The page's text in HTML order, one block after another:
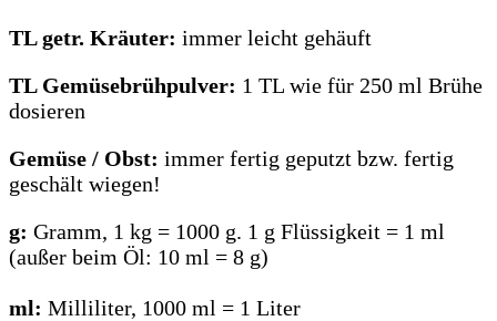
TL getr. Kräuter: immer leicht gehäuft
TL Gemüsebrühpulver: 1 TL wie für 250 ml Brühe
dosieren
Gemüse / Obst: immer fertig geputzt bzw. fertig
geschält wiegen!
g: Gramm, 1 kg = 1000 g. 1 g Flüssigkeit = 1 ml
(außer beim Öl: 10 ml = 8 g)
ml: Milliliter, 1000 ml = 1 Liter